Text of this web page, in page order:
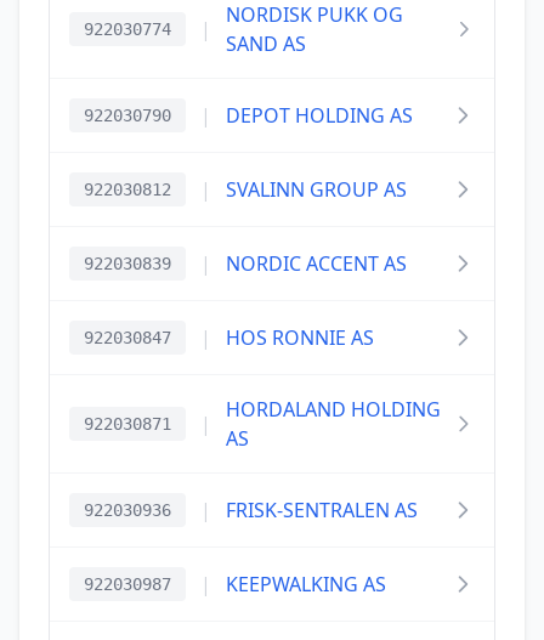
922030774 |
NORDISK PUKK OG
SAND AS
922030790 | DEPOT HOLDING AS
922030812 | SVALINN GROUP AS
922030839 | NORDIC ACCENT AS
922030847 | HOS RONNIE AS
922030871 |
HORDALAND HOLDING
AS
922030936 | FRISK-SENTRALEN AS
922030987 | KEEPWALKING AS